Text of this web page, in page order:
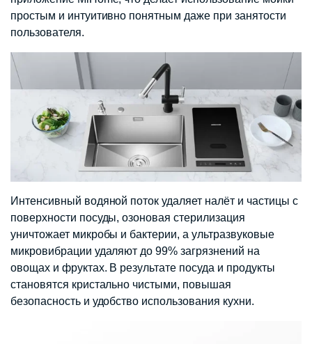
простым и интуитивно понятным даже при занятости
пользователя.
Интенсивный водяной поток удаляет налёт и частицы с
поверхности посуды, озоновая стерилизация
уничтожает микробы и бактерии, а ультразвуковые
микровибрации удаляют до 99% загрязнений на
овощах и фруктах. В результате посуда и продукты
становятся кристально чистыми, повышая
безопасность и удобство использования кухни.